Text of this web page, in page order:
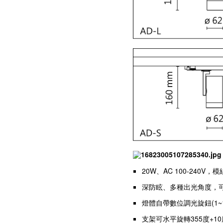
20W、AC 100-240V，模
深防眩、多種出光角度，
燈體自帶數位調光旋鈕
支架可水平旋轉355度